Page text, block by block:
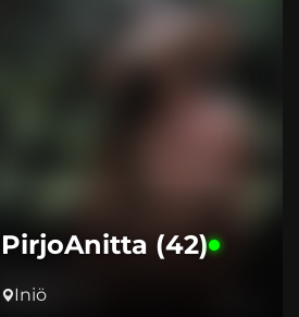
PirjoAnitta (42)
Iniö